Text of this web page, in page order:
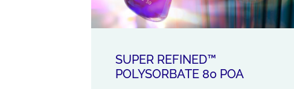
SUPER REFINED™
POLYSORBATE 80 POA